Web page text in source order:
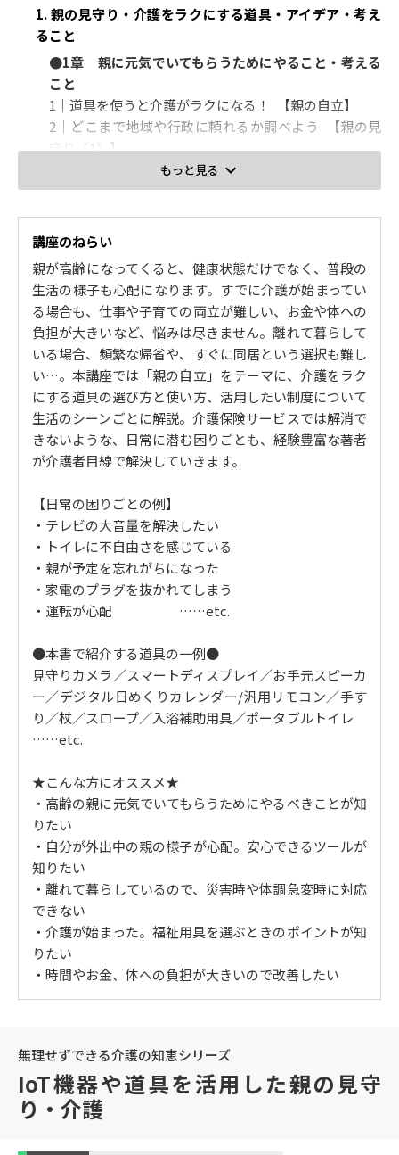
1. 親の見守り・介護をラクにする道具・アイデア・考え
ること
●1章 親に元気でいてもらうためにやること・考える
こと
1｜道具を使うと介護がラクになる！ 【親の自立】
2｜どこまで地域や行政に頼れるか調べよう 【親の見
守り（1）】
3｜より確実な有料見守りサービスを利用する 【親の
見守り（2）】
【見守りの時間】
5｜介護で使える道具の種類とは？ 【本書に登場する
道具】
6｜将来の介護職員不足に向けて今考えること 【介護
家族の未来】
7｜目覚ましい道具の進化が介護を救う 【介護に役立
つ道具】
8｜道具を使って介護の頻度も交通費も節約する 【介
護にかかるお金】
9｜介護が始まるきっかけの4位は転倒・骨折 【転倒の
リスク】
10｜バリアフリーを先取りしすぎると筋力が低下する
Column｜枯れた技術の水平思考
●2章 親の変化を感じたらすぐに準備すること【介護
前～初期】
11｜高齢者のテレビの大音量を解決する道具 【難聴と
スピーカー】
る 【熱中症対策】
13｜操作が複雑なリモコンはシンプルなものに替える
【リモコンのトラブル】
14｜親が道具を使いこなせないのは色が理由かも？
【視力と色覚の老化】
配】
16｜高齢の親でも使いやすい台所家電とは？ 【台所に
隠れているトラブル】
17｜将来の介護を見据えた洗濯機選びとは？ 【介護中
の洗濯の特徴】
18｜高齢の親はトイレにどんな不自由さを感じている
か 【排泄の失敗】
19｜元気な親ほど気を付けたい入浴習慣 【お風呂で多
い事故】
20｜オール電化が進む親の家で心配な停電 【古い家の
停電対策】
者の火災対策】
22｜空き巣や訪問販売から親を守る道具 【侵入犯罪の
手口】
23｜介護前～初期はインターネットをお試しで導入す
もっと見る
講座のねらい
親が高齢になってくると、健康状態だけでなく、普段の
生活の様子も心配になります。すでに介護が始まってい
る場合も、仕事や子育ての両立が難しい、お金や体への
負担が大きいなど、悩みは尽きません。離れて暮らして
いる場合、頻繁な帰省や、すぐに同居という選択も難し
い…。本講座では「親の自立」をテーマに、介護をラク
にする道具の選び方と使い方、活用したい制度について
生活のシーンごとに解説。介護保険サービスでは解消で
きないような、日常に潜む困りごとも、経験豊富な著者
が介護者目線で解決していきます。
【日常の困りごとの例】
・テレビの大音量を解決したい
・トイレに不自由さを感じている
・親が予定を忘れがちになった
・家電のプラグを抜かれてしまう
・運転が心配 ……etc.
●本書で紹介する道具の一例●
見守りカメラ／スマートディスプレイ／お手元スピーカ
ー／デジタル日めくりカレンダー/汎用リモコン／手す
り／杖／スロープ／入浴補助用具／ポータブルトイレ
……etc.
★こんな方にオススメ★
・高齢の親に元気でいてもらうためにやるべきことが知
りたい
・自分が外出中の親の様子が心配。安心できるツールが
知りたい
・離れて暮らしているので、災害時や体調急変時に対応
できない
・介護が始まった。福祉用具を選ぶときのポイントが知
りたい
・時間やお金、体への負担が大きいので改善したい
無理せずできる介護の知恵シリーズ
IoT機器や道具を活用した親の見守
り・介護